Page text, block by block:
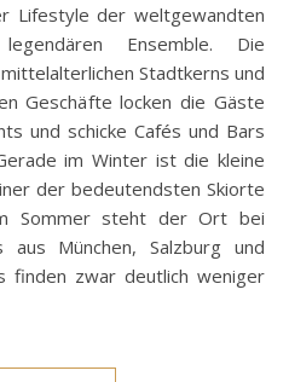
Lifestyle der weltgewandten
Ensemble. Die
Stadtkerns und
Geschäfte locken die Gäste
und schicke Cafés und Bars
im Winter ist die kleine
der bedeutendsten Skiorte
Sommer steht der Ort bei
aus München, Salzburg und
finden zwar deutlich weniger